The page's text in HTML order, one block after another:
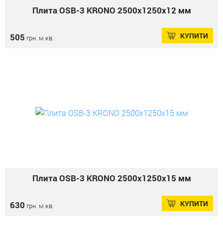
Плита OSB-3 KRONO 2500х1250х12 мм
505 грн. м.кв. КУПИТИ
Плита OSB-3 KRONO 2500х1250х15 мм
630 грн. м.кв. КУПИТИ